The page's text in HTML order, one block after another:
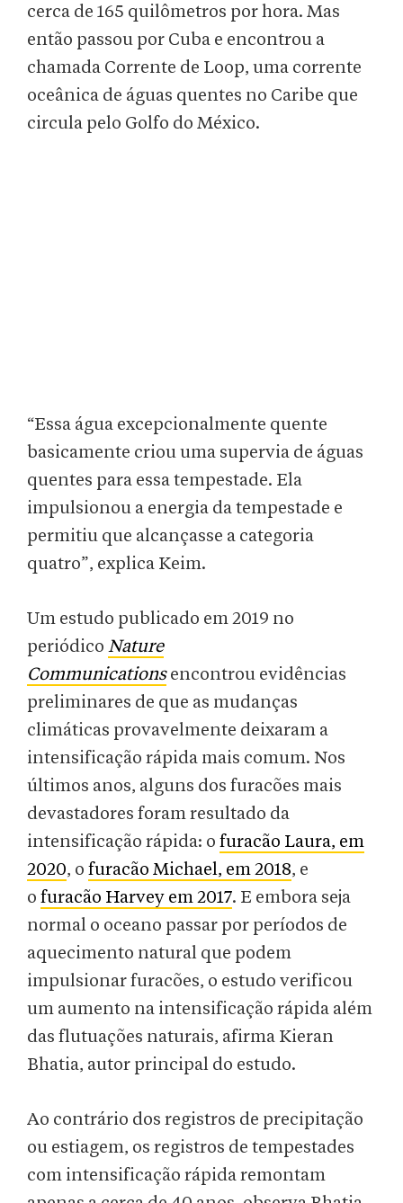
cerca de 165 quilômetros por hora. Mas
então passou por Cuba e encontrou a
chamada Corrente de Loop, uma corrente
oceânica de águas quentes no Caribe que
circula pelo Golfo do México.
“Essa água excepcionalmente quente
basicamente criou uma supervia de águas
quentes para essa tempestade. Ela
impulsionou a energia da tempestade e
permitiu que alcançasse a categoria
quatro”, explica Keim.
Um estudo publicado em 2019 no
periódico Nature
Communicationsencontrou evidências
preliminares de que as mudanças
climáticas provavelmente deixaram a
intensificação rápida mais comum. Nos
últimos anos, alguns dos furacões mais
devastadores foram resultado da
intensificação rápida: o furacão Laura, em
2020, o furacão Michael, em 2018, e
o furacão Harvey em 2017. E embora seja
normal o oceano passar por períodos de
aquecimento natural que podem
impulsionar furacões, o estudo verificou
um aumento na intensificação rápida além
das flutuações naturais, afirma Kieran
Bhatia, autor principal do estudo.
Ao contrário dos registros de precipitação
ou estiagem, os registros de tempestades
com intensificação rápida remontam